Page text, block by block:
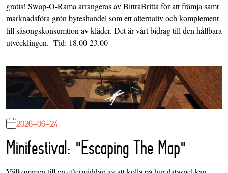
gratis! Swap-O-Rama arrangeras av BittraBritta för att främja samt
marknadsföra grön byteshandel som ett alternativ och komplement
till säsongskonsumtion av kläder. Det är vårt bidrag till den hållbara
utvecklingen. Tid: 18.00-23.00
2026-06-24
Minifestival: "Escaping The Map"